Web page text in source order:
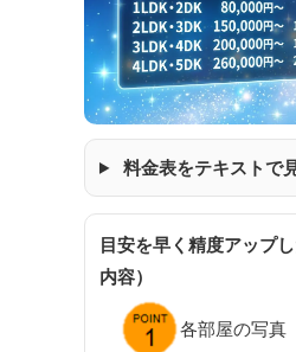
料金表をテキストで
目安を早く精度アップ
内容）
各部屋の写真